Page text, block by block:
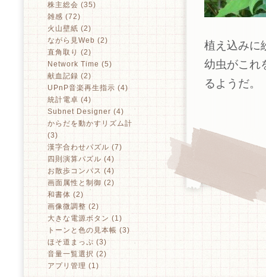
株主総会 (35)
雑感 (72)
火山壁紙 (2)
ながら見Web (2)
直角取り (2)
Network Time (5)
献血記録 (2)
UPnP音楽再生指示 (4)
統計電卓 (4)
Subnet Designer (4)
からだを動かすリズム計
(3)
漢字合わせパズル (7)
四則演算パズル (4)
お散歩コンパス (4)
画面属性と制御 (2)
和書体 (2)
画像微調整 (2)
大きな電源ボタン (1)
トーンと色の見本帳 (3)
ほそ道まっぷ (3)
音量一覧選択 (2)
アプリ管理 (1)
植え込みに
幼虫がこれ
るようだ。